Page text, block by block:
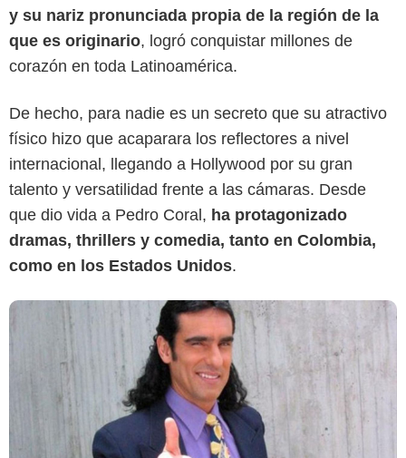
y su nariz pronunciada propia de la región de la
que es originario, logró conquistar millones de
corazón en toda Latinoamérica.
De hecho, para nadie es un secreto que su atractivo
físico hizo que acaparara los reflectores a nivel
internacional, llegando a Hollywood por su gran
talento y versatilidad frente a las cámaras. Desde
que dio vida a Pedro Coral, ha protagonizado
dramas, thrillers y comedia, tanto en Colombia,
como en los Estados Unidos.